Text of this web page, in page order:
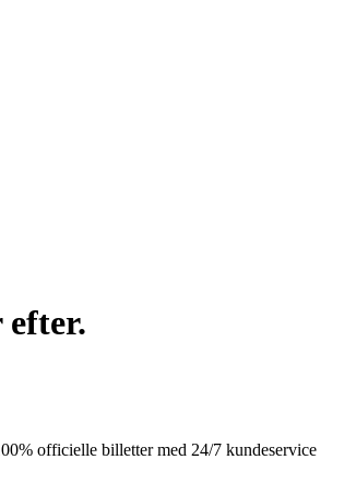
efter.
officielle billetter med 24/7 kundeservice